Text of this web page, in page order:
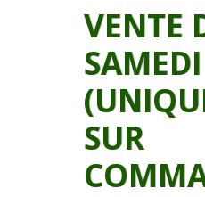
VENTE
SUR